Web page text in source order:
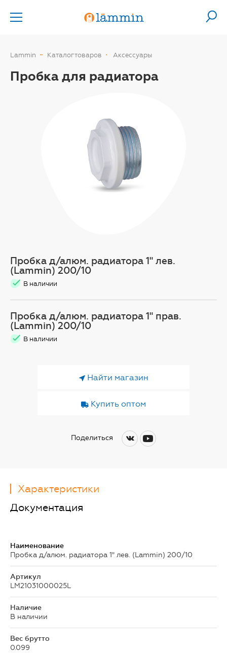
Lammin Каталог товаров Аксессуары
Пробка для радиатора
Пробка д/алюм. радиатора 1" лев.
(Lammin) 200/10
В наличии
Пробка д/алюм. радиатора 1" прав.
(Lammin) 200/10
В наличии
Найти магазин
Купить оптом
Поделиться
Характеристики
Документация
Наименование
Пробка д/алюм. радиатора 1" лев. (Lammin) 200/10
Артикул
LM21031000025L
Наличие
В наличии
Вес брутто
0.099